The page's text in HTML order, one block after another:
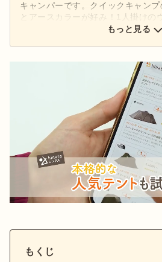
キャンパーです。クイックキャン
とアースカラーが好み！1人掛けの
ったりとコーヒーを飲むのがお気に
もっと見る
もくじ